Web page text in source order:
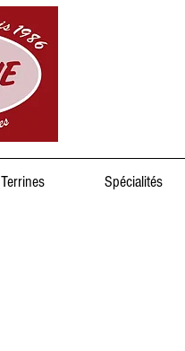
Terrines Spécialités